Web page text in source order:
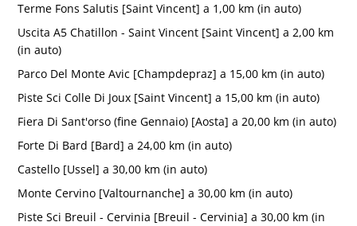
Terme Fons Salutis [Saint Vincent] a 1,00 km (in auto)
Uscita A5 Chatillon - Saint Vincent [Saint Vincent] a 2,00 km
(in auto)
Parco Del Monte Avic [Champdepraz] a 15,00 km (in auto)
Piste Sci Colle Di Joux [Saint Vincent] a 15,00 km (in auto)
Fiera Di Sant'orso (fine Gennaio) [Aosta] a 20,00 km (in auto)
Forte Di Bard [Bard] a 24,00 km (in auto)
Castello [Ussel] a 30,00 km (in auto)
Monte Cervino [Valtournanche] a 30,00 km (in auto)
Piste Sci Breuil - Cervinia [Breuil - Cervinia] a 30,00 km (in